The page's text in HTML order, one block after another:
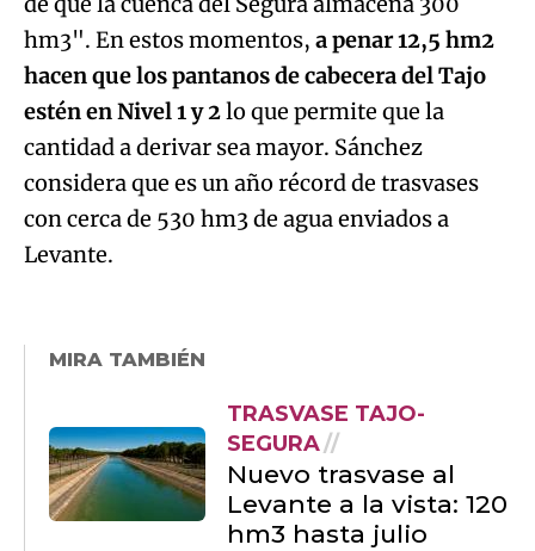
hm3". En estos momentos, a penar 12,5 hm2
hacen que los pantanos de cabecera del Tajo
estén en Nivel 1 y 2lo que permite que la
cantidad a derivar sea mayor. Sánchez
considera que es un año récord de trasvases
con cerca de 530 hm3 de agua enviados a
Levante.
MIRA TAMBIÉN
TRASVASE TAJO-
SEGURA
Nuevo trasvase al
Levante a la vista: 120
hm3 hasta julio